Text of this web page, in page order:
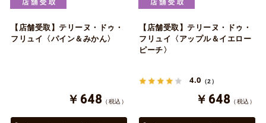
【店舗受取】テリーヌ・ドゥ・
フリュイ〈パイン＆みかん〉
￥648 （税込）
【店舗受取】テリーヌ・ドゥ・
フリュイ〈アップル＆イエロー
ピーチ〉
4.0 （2）
￥648 （税込）